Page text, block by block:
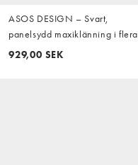
ASOS DESIGN – Svart,
panelsydd maxiklänning i flera
lager med smala axelband och
929,00 SEK